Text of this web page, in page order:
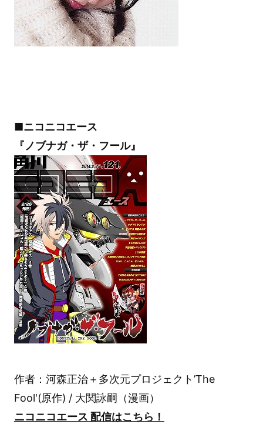
■ニコニコエース
『ノブナガ・ザ・フール』
作者：河森正治＋多次元プロジェクト’The
Fool'(原作) / 大関詠嗣（漫画）
ニコニコエース 配信はこちら！